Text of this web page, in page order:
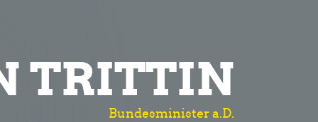
TRITTIN
Bundesminister a.D.